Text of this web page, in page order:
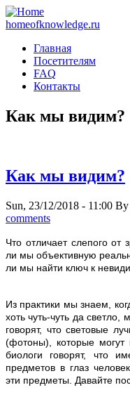
homeofknowledge.ru
Главная
Посетителям
FAQ
Контакты
Как мы видим?
Как мы видим?
Sun, 23/12/2018 - 11:00 By
comments
Что отличает слепого от
ли мы объективную
ли мы найти ключ к
Из практики мы знаем,
хоть чуть-чуть да
говорят, что световые
(фотоны), которые могут
биологи говорят, что
предметов в глаз
эти предметы. Давайте